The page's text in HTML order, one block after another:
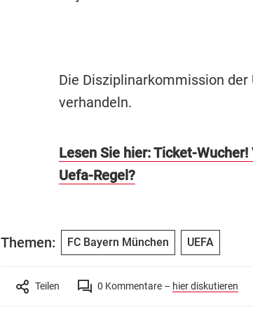
Die Disziplinarkommission
verhandeln.
Lesen Sie hier: Ticket-
Uefa-Regel?
Themen: FC Bayern München UEFA
Teilen 0 Kommentare – hier diskutieren